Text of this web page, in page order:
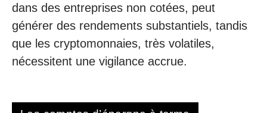
dans des entreprises non cotées, peut
générer des rendements substantiels, tandis
que les cryptomonnaies, très volatiles,
nécessitent une vigilance accrue.